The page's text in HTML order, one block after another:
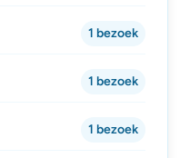
1 bezoek
1 bezoek
1 bezoek